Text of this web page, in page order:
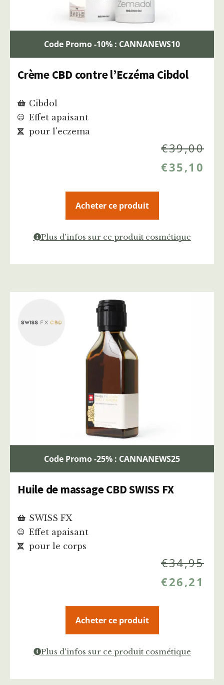
Code Promo -10% : CANNANEWS10
Crème CBD contre l’Eczéma Cibdol
Cibdol
Effet apaisant
pour l'eczema
€39,00
€35,10
Acheter ce produit
Plus d'infos sur ce produit cosmétique
Code Promo -25% : CANNANEWS25
Huile de massage CBD SWISS FX
SWISS FX
Effet apaisant
pour le corps
€34,95
€26,21
Acheter ce produit
Plus d'infos sur ce produit cosmétique